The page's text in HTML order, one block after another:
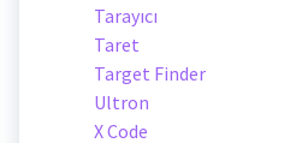
Tarayıcı
Taret
Target Finder
Ultron
X Code